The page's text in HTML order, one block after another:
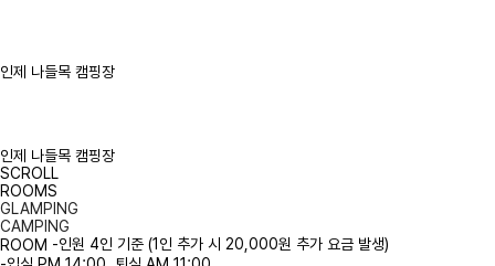
인제 나들목 캠핑장
인제 나들목 캠핑장
SCROLL
ROOMS
GLAMPING
CAMPING
ROOM -인원 4인 기준 (1인 추가 시 20,000원 추가 요금 발생)